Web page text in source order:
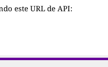
este URL de API: